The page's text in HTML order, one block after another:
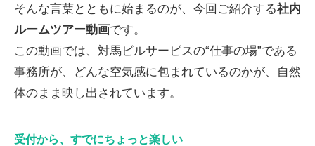
そんな言葉とともに始まるのが、今回ご紹介する社内
ルームツアー動画です。
この動画では、対馬ビルサービスの“仕事の場”である
事務所が、どんな空気感に包まれているのかが、自然
体のまま映し出されています。
受付から、すでにちょっと楽しい